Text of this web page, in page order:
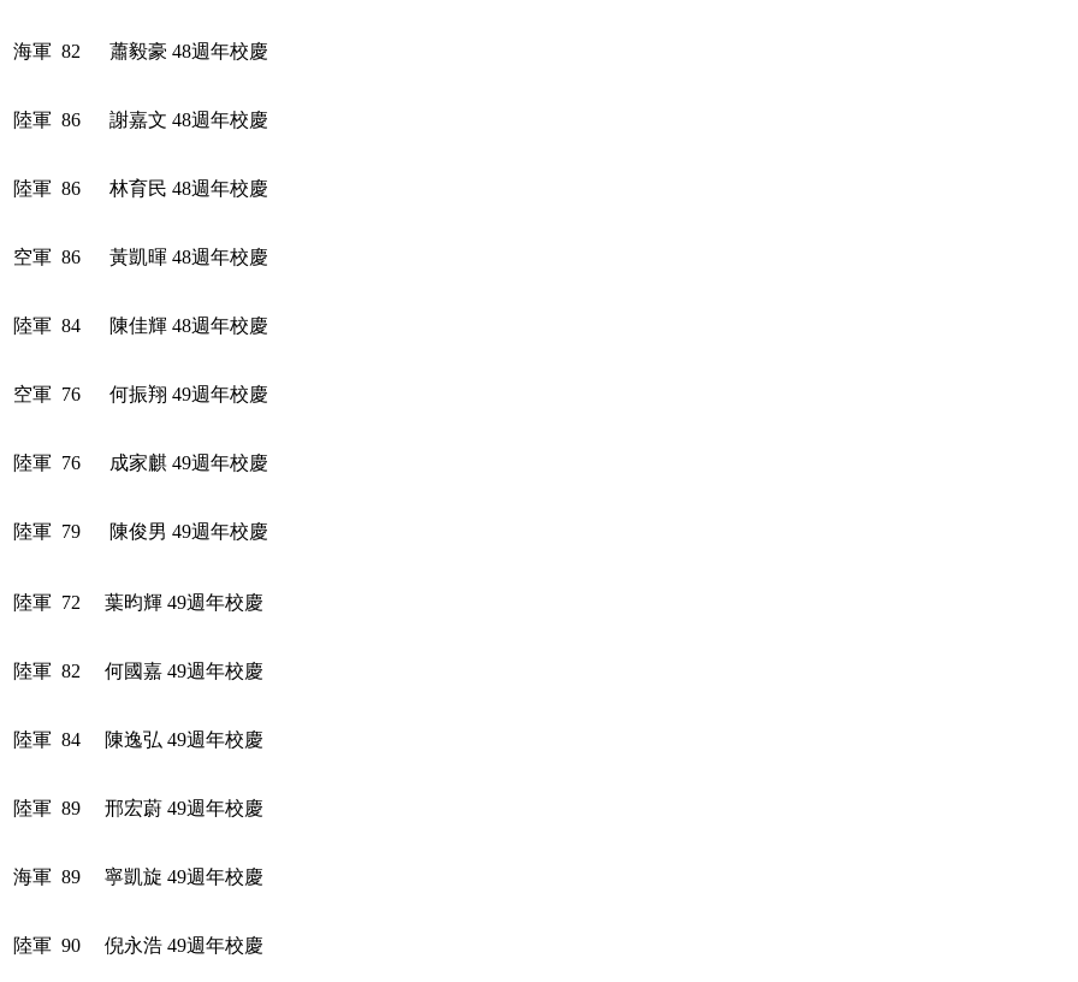
海軍 82 蕭毅豪 48週年校慶
陸軍 86 謝嘉文 48週年校慶
陸軍 86 林育民 48週年校慶
空軍 86 黃凱暉 48週年校慶
陸軍 84 陳佳輝 48週年校慶
空軍 76 何振翔 49週年校慶
陸軍 76 成家麒 49週年校慶
陸軍 79 陳俊男 49週年校慶
陸軍 72 葉昀輝 49週年校慶
陸軍 82 何國嘉 49週年校慶
陸軍 84 陳逸弘 49週年校慶
陸軍 89 邢宏蔚 49週年校慶
海軍 89 寧凱旋 49週年校慶
陸軍 90 倪永浩 49週年校慶